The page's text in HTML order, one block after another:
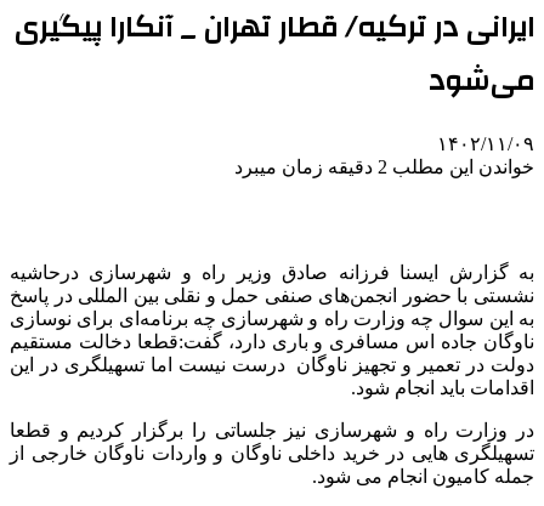
ایرانی در ترکیه/ قطار تهران _ آنکارا پیگیری
می‌شود
۱۴۰۲/۱۱/۰۹
خواندن این مطلب 2 دقیقه زمان میبرد
به گزارش ایسنا فرزانه صادق وزیر راه و شهرسازی درحاشیه
نشستی با حضور انجمن‌های صنفی حمل و نقلی بین المللی در پاسخ
به این سوال چه وزارت راه و شهرسازی چه برنامه‌ای برای نوسازی
ناوگان جاده اس مسافری و باری دارد، گفت:قطعا دخالت مستقیم
دولت در تعمیر و تجهیز ناوگان درست نیست اما تسهیلگری در این
اقدامات باید انجام شود.
در وزارت راه و شهرسازی نیز جلساتی را برگزار کردیم و قطعا
تسهیلگری هایی در خرید داخلی ناوگان و واردات ناوگان خارجی از
جمله کامیون انجام می شود.